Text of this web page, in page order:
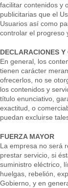
facilitar contenidos y
publicitarias que el
Usuarios así como
controlar el progreso
DECLARACIONES
En general, los
tienen carácter
ofrecerlos, no se
los contenidos y
título enunciativo,
exactitud, o
puedan excluirse
FUERZA MAYOR
La empresa no será
prestar servicio, si
suministro eléctrico,
huelgas, rebelión,
Gobierno, y en